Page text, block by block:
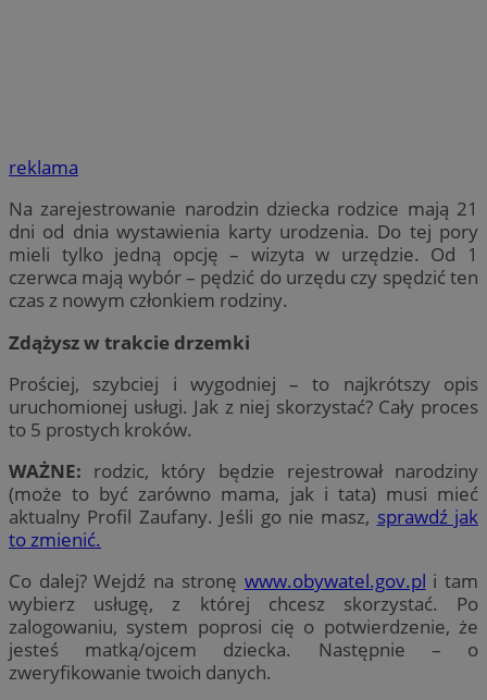
reklama
Na zarejestrowanie narodzin dziecka rodzice mają 21
dni od dnia wystawienia karty urodzenia. Do tej pory
mieli tylko jedną opcję – wizyta w urzędzie. Od 1
czerwca mają wybór – pędzić do urzędu czy spędzić ten
czas z nowym członkiem rodziny.
Zdążysz w trakcie drzemki
Prościej, szybciej i wygodniej – to najkrótszy opis
uruchomionej usługi. Jak z niej skorzystać? Cały proces
to 5 prostych kroków.
WAŻNE: rodzic, który będzie rejestrował narodziny
(może to być zarówno mama, jak i tata) musi mieć
aktualny Profil Zaufany. Jeśli go nie masz, sprawdź jak
to zmienić.
Co dalej? Wejdź na stronę www.obywatel.gov.pl i tam
wybierz usługę, z której chcesz skorzystać. Po
zalogowaniu, system poprosi cię o potwierdzenie, że
jesteś matką/ojcem dziecka. Następnie – o
zweryfikowanie twoich danych.